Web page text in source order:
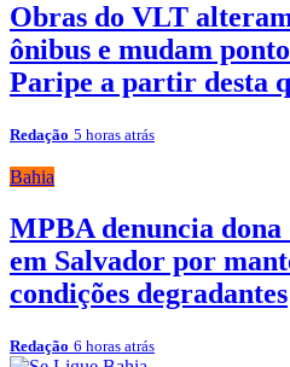
Obras do VLT
ônibus e mudam
Paripe a partir desta
Redação 5 horas atrás
Bahia
MPBA denuncia
em Salvador por
condições degradantes
Redação 6 horas atrás